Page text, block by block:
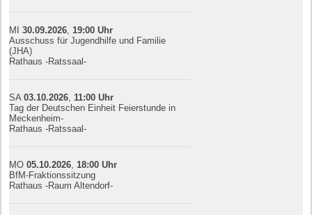
MI30.09.2026 19:00 Uhr
Ausschuss für Jugendhilfe und Familie
(JHA)
Rathaus -Ratssaal-
SA03.10.2026 11:00 Uhr
Tag der Deutschen Einheit Feierstunde in
Meckenheim-
Rathaus -Ratssaal-
MO05.10.2026 18:00 Uhr
BfM-Fraktionssitzung
Rathaus -Raum Altendorf-